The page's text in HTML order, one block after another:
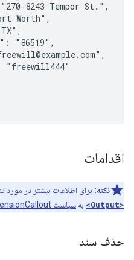
"270-8243 Tempor
اقدامات
نکته: برای اطلاعات بیشتر در مورد
<Output>
به سیاست ExtensionCallout
حذف سند